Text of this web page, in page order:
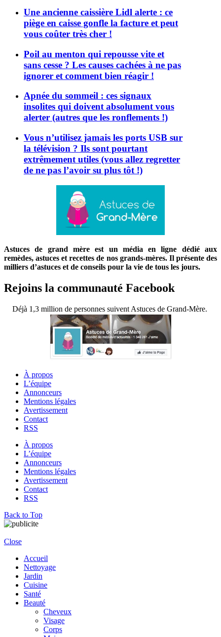
Une ancienne caissière Lidl alerte : ce
piège en caisse gonfle la facture et peut
vous coûter très cher !
Poil au menton qui repousse vite et
sans cesse ? Les causes cachées à ne pas
ignorer et comment bien réagir !
Apnée du sommeil : ces signaux
insolites qui doivent absolument vous
alerter (autres que les ronflements !)
Vous n’utilisez jamais les ports USB sur
la télévision ? Ils sont pourtant
extrêmement utiles (vous allez regretter
de ne pas l’avoir su plus tôt !)
Astuces de grand mère est un média en ligne dédié aux
remèdes, astuces et recettes de nos grands-mères. Il présente des
milliers d’astuces et de conseils pour la vie de tous les jours.
Rejoins la communauté Facebook
Déjà 1,3 million de personnes suivent Astuces de Grand-Mère.
À propos
L’équipe
Annonceurs
Mentions légales
Avertissement
Contact
RSS
À propos
L’équipe
Annonceurs
Mentions légales
Avertissement
Contact
RSS
Back to Top
Close
Accueil
Nettoyage
Jardin
Cuisine
Santé
Beauté
Cheveux
Visage
Corps